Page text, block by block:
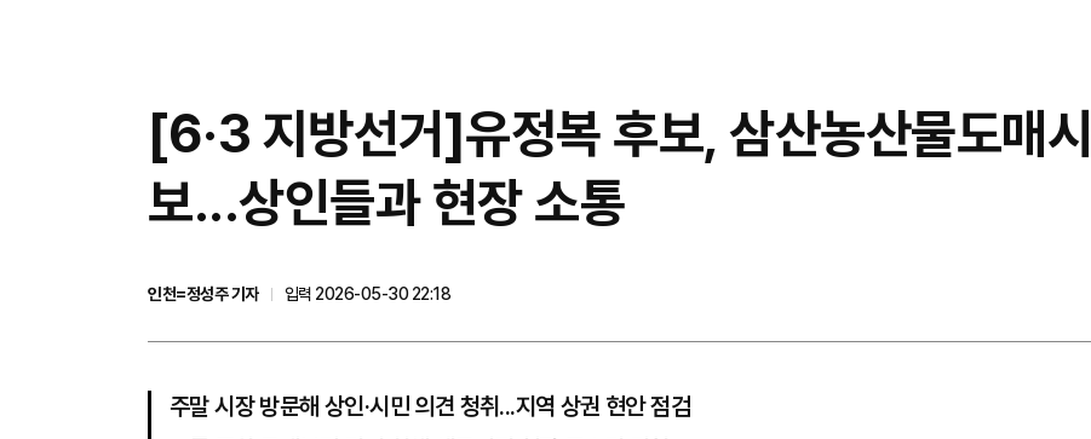
[6·3 지방선거]유정복 후보, 삼산농산물도매
보...상인들과 현장 소통
인천=정성주 기자
입력 2026-05-30 22:18
주말 시장 방문해 상인·시민 의견 청취...지역 상권 현안 점검